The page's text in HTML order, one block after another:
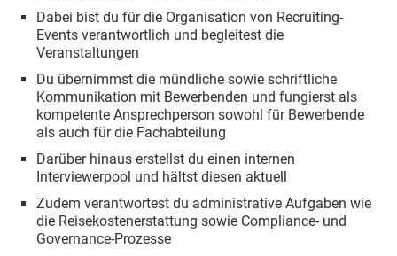
Dabei bist du für die Organisation von Recruiting-
Events verantwortlich und begleitest die
Veranstaltungen
Du übernimmst die mündliche sowie schriftliche
Kommunikation mit Bewerbenden und fungierst als
kompetente Ansprechperson sowohl für Bewerbende
als auch für die Fachabteilung
Darüber hinaus erstellst du einen internen
Interviewerpool und hältst diesen aktuell
Zudem verantwortest du administrative Aufgaben wie
die Reisekostenerstattung sowie Compliance- und
Governance-Prozesse